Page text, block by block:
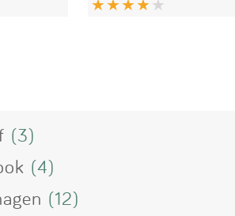
(3)
(4)
(12)